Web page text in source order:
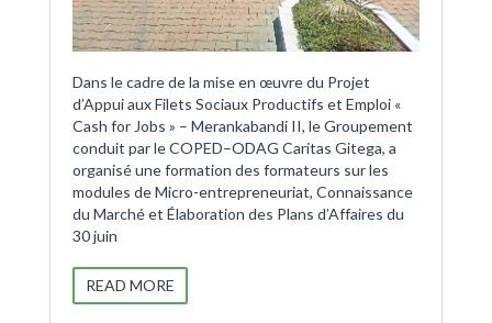
Dans le cadre de la mise en œuvre du Projet
d’Appui aux Filets Sociaux Productifs et Emploi «
Cash for Jobs » – Merankabandi II, le Groupement
conduit par le COPED–ODAG Caritas Gitega, a
organisé une formation des formateurs sur les
modules de Micro-entrepreneuriat, Connaissance
du Marché et Élaboration des Plans d’Affaires du
30 juin
READ MORE